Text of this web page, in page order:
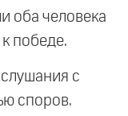
оба человека
победе.
с
споров.